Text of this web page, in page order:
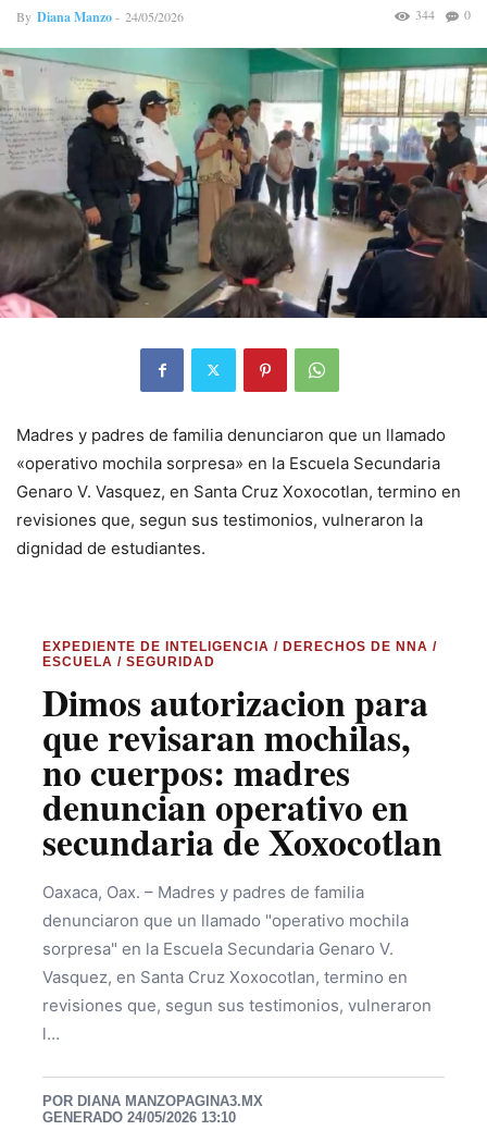
By Diana Manzo- 24/05/2026 0
344
Madres y padres de familia denunciaron que un llamado
«operativo mochila sorpresa» en la Escuela Secundaria
Genaro V. Vasquez, en Santa Cruz Xoxocotlan, termino en
revisiones que, segun sus testimonios, vulneraron la
dignidad de estudiantes.
EXPEDIENTE DE INTELIGENCIA / DERECHOS DE NNA /
ESCUELA / SEGURIDAD
Dimos autorizacion para
que revisaran mochilas,
no cuerpos: madres
denuncian operativo en
secundaria de Xoxocotlan
Oaxaca, Oax. – Madres y padres de familia
denunciaron que un llamado "operativo mochila
sorpresa" en la Escuela Secundaria Genaro V.
Vasquez, en Santa Cruz Xoxocotlan, termino en
revisiones que, segun sus testimonios, vulneraron
l…
POR DIANA MANZOPAGINA3.MX
GENERADO 24/05/2026 13:10